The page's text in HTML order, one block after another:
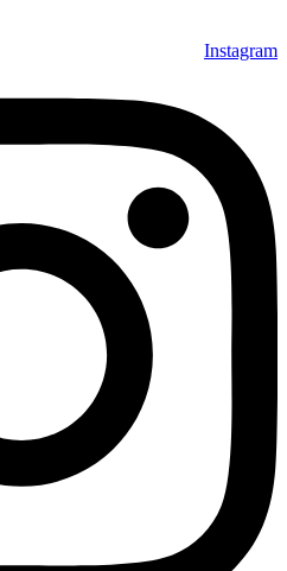
Instagram